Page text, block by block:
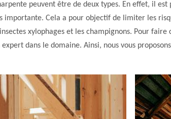
peuvent être de deux types. En effet, il
importante. Cela a pour objectif de limiter les
xylophages et les champignons. Pour
dans le domaine. Ainsi, nous vous